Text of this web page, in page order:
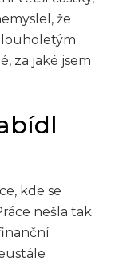
že
za jaké jsem
kde se
nešla tak